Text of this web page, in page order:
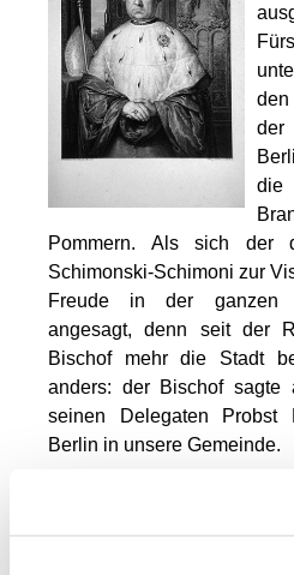
der
Pommern. Als sich der
Schimonski-Schimoni zur
Freude in der ganzen
angesagt, denn seit der
Bischof mehr die Stadt
anders: der Bischof sagte
seinen Delegaten Probst
Berlin in unsere Gemeinde.
Biografisches zu
Schimonsky, der doch nicht